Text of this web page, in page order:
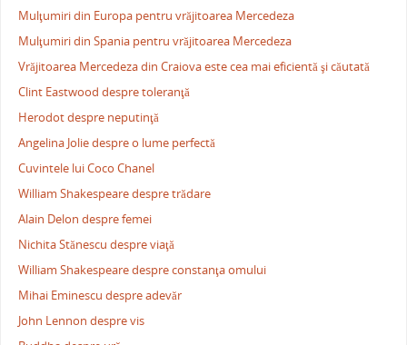
Mulţumiri din Europa pentru vrăjitoarea Mercedeza
Mulţumiri din Spania pentru vrăjitoarea Mercedeza
Vrăjitoarea Mercedeza din Craiova este cea mai eficientă şi căutată
Clint Eastwood despre toleranţă
Herodot despre neputinţă
Angelina Jolie despre o lume perfectă
Cuvintele lui Coco Chanel
William Shakespeare despre trădare
Alain Delon despre femei
Nichita Stănescu despre viaţă
William Shakespeare despre constanţa omului
Mihai Eminescu despre adevăr
John Lennon despre vis